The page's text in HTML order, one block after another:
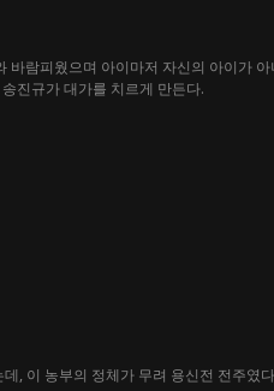
람피웠으며 아이마저 자신의 아이가
진규가 대가를 치르게 만든다.
, 이 농부의 정체가 무려 용신전 전주였